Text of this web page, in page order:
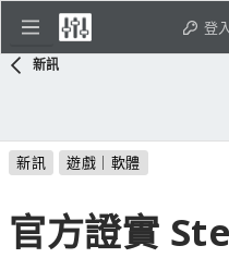
登入
新訊
新訊 遊戲｜軟體
官方證實